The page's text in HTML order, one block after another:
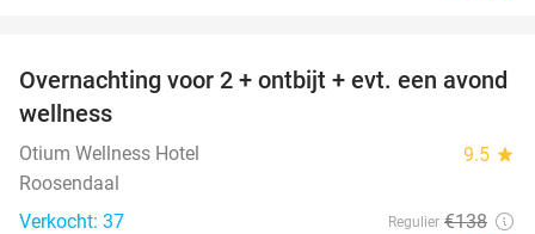
21%
Overnachting voor 2 + ontbijt + evt. een avond
wellness
Otium Wellness Hotel 9.5 star
Roosendaal
Verkocht: 37
Regulier €138